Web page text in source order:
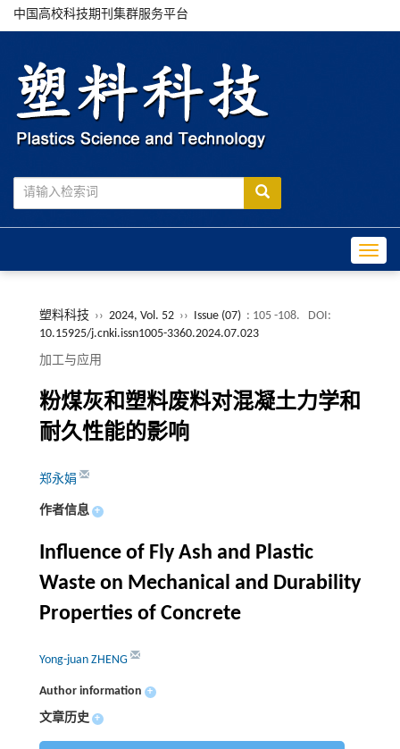
中国高校科技期刊集群服务平台
塑料科技 ›› 2024, Vol. 52 ›› Issue (07) : 105 -108.
DOI:
10.15925/j.cnki.issn1005-3360.2024.07.023
加工与应用
粉煤灰和塑料废料对混凝土力学和
耐久性能的影响
郑永娟
作者信息 +
Influence of Fly Ash and Plastic
Waste on Mechanical and Durability
Properties of Concrete
Yong-juan ZHENG
Author information +
文章历史 +